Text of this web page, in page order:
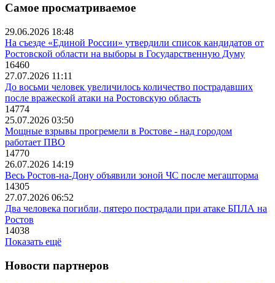
Самое просматриваемое
29.06.2026 18:48
На съезде «Единой России» утвердили список кандидатов от
Ростовской области на выборы в Государственную Думу
16460
27.07.2026 11:11
До восьми человек увеличилось количество пострадавших
после вражеской атаки на Ростовскую область
14774
25.07.2026 03:50
Мощные взрывы прогремели в Ростове - над городом
работает ПВО
14770
26.07.2026 14:19
Весь Ростов-на-Дону объявили зоной ЧС после мегашторма
14305
27.07.2026 06:52
Два человека погибли, пятеро пострадали при атаке БПЛА на
Ростов
14038
Показать ещё
Новости партнеров